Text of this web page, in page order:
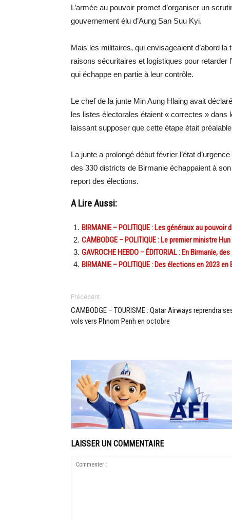
L’armée au pouvoir promet d’organiser un
gouvernement élu d’Aung San Suu Kyi.
Mais les militaires, qui envisageaient d’abord la
raisons sécuritaires et logistiques pour retarder
qui échappe en partie à leur contrôle.
Le chef de la junte Min Aung Hlaing avait
les listes électorales étaient « correctes » dans
laissant supposer que cette étape était
La junte a prolongé début février l’état
des 330 districts de Birmanie échappaient à
report des élections.
A Lire Aussi:
BIRMANIE – POLITIQUE : Les généraux au
CAMBODGE – POLITIQUE : Le premier ministre
GAVROCHE HEBDO – ÉDITORIAL : En Birmanie,
BIRMANIE – POLITIQUE : Des élections en 2023
Précédent
CAMBODGE – TOURISME : Qatar Airways reprendra
vols vers Phnom Penh en octobre
LAISSER UN COMMENTAIRE